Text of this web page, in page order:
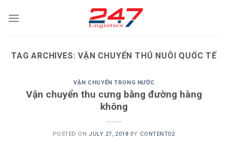
TAG ARCHIVES:VẬN CHUYỂN THÚ NUÔI QUỐC TẾ
VẬN CHUYỂN TRONG NƯỚC
Vận chuyển thu cưng bằng đường hàng
không
POSTED ON JULY 27, 2018 BY CONTENT02